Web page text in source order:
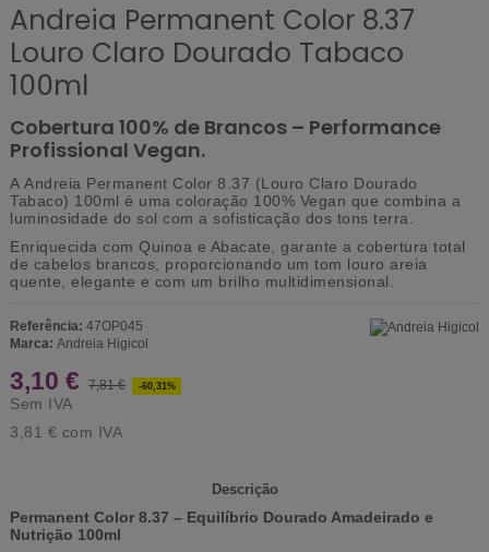
Andreia Permanent Color 8.37
Louro Claro Dourado Tabaco
100ml
Cobertura 100% de Brancos – Performance
Profissional Vegan.
A Andreia Permanent Color 8.37 (Louro Claro Dourado
Tabaco) 100ml é uma coloração 100% Vegan que combina a
luminosidade do sol com a sofisticação dos tons terra.
Enriquecida com Quinoa e Abacate , garante a cobertura total
de cabelos brancos, proporcionando um tom louro areia
quente, elegante e com um brilho multidimensional.
Referência: 47OP045
Marca: Andreia Higicol
3,10 € 7,81 € -60,31%
Sem IVA
3,81 € com IVA
Descrição
Permanent Color 8.37 – Equilíbrio Dourado Amadeirado e
Nutrição 100ml